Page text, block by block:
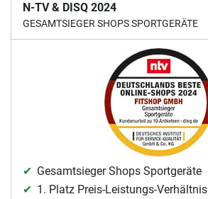
N-TV & DISQ 2024
GESAMTSIEGER SHOPS SPORTGERÄTE
Gesamtsieger Shops Sportgeräte
1. Platz Preis-Leistungs-Verhältnis